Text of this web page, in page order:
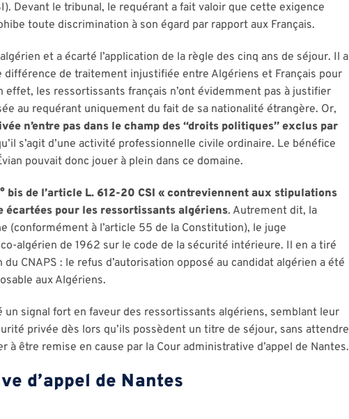
Devant le tribunal, le requérant a fait valoir que cette exigence
toute discrimination à son égard par rapport aux Français.
et a écarté l’application de la règle des cinq ans de séjour. Il a
de traitement injustifiée entre Algériens et Français pour
effet, les ressortissants français n’ont évidemment pas à justifier
au requérant uniquement du fait de sa nationalité étrangère. Or,
n’entre pas dans le champ des “droits politiques” exclus par
s’agit d’une activité professionnelle civile ordinaire. Le bénéfice
pouvait donc jouer à plein dans ce domaine.
bis de l’article L. 612-20 CSI « contreviennent aux stipulations
écartées pour les ressortissants algériens. Autrement dit, la
à l’article 55 de la Constitution), le juge
algérien de 1962 sur le code de la sécurité intérieure. Il en a tiré
CNAPS : le refus d’autorisation opposé au candidat algérien a été
aux Algériens.
signal fort en faveur des ressortissants algériens, semblant leur
privée dès lors qu’ils possèdent un titre de séjour, sans attendre
à être remise en cause par la Cour administrative d’appel de Nantes.
d’appel de Nantes